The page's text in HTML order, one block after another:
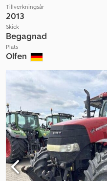
Tillverkningsår
2013
Skick
Begagnad
Plats
Olfen